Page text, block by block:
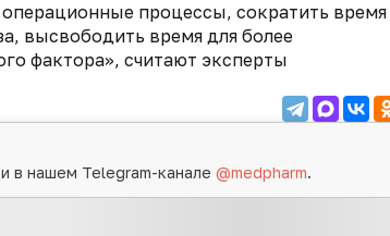
процессы, сократить время
высвободить время для более
фактора», считают эксперты
в нашем Telegram-канале@medpharm.